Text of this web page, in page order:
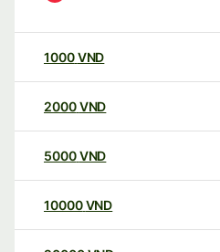
1000VND
2000VND
5000VND
10000 VND